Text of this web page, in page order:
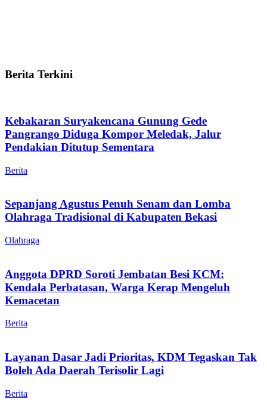
Berita Terkini
Kebakaran Suryakencana Gunung Gede
Pangrango Diduga Kompor Meledak, Jalur
Pendakian Ditutup Sementara
Berita
Sepanjang Agustus Penuh Senam dan Lomba
Olahraga Tradisional di Kabupaten Bekasi
Olahraga
Anggota DPRD Soroti Jembatan Besi KCM:
Kendala Perbatasan, Warga Kerap Mengeluh
Kemacetan
Berita
Layanan Dasar Jadi Prioritas, KDM Tegaskan Tak
Boleh Ada Daerah Terisolir Lagi
Berita